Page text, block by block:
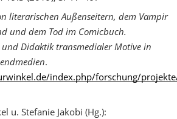
literarischen Außenseitern, dem Vampir
und dem Todim Comicbuch.
Didaktik transmedialer Motive in
.
index.php/forschung/
u. Stefanie Jakobi (Hg.):